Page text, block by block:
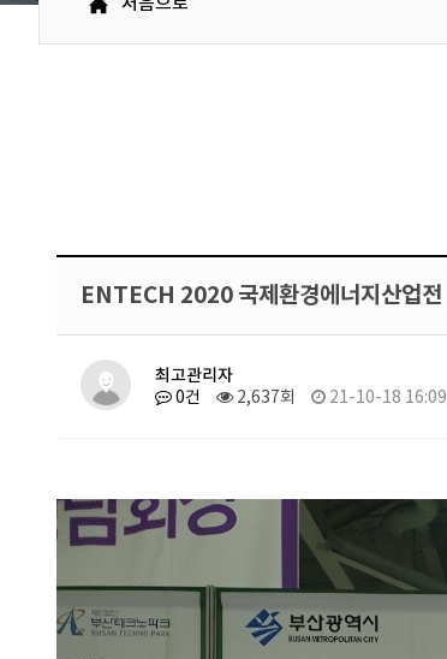
처음으로
ENTECH 2020 국제환경에너지산업전
최고관리자
0건 2,637회 21-10-18 16:09